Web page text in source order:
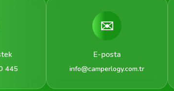
445
✉️
E-posta
info@camperlogy.com.tr